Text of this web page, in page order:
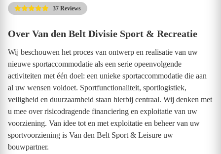
37 Reviews
Over Van den Belt Divisie Sport & Recreatie
Wij beschouwen het proces van ontwerp en realisatie van uw
nieuwe sportaccommodatie als een serie opeenvolgende
activiteiten met één doel: een unieke sportaccommodatie die aan
al uw wensen voldoet. Sportfunctionaliteit, sportlogistiek,
veiligheid en duurzaamheid staan hierbij centraal. Wij denken met
u mee over risicodragende financiering en exploitatie van uw
voorziening. Van idee tot en met exploitatie en beheer van uw
sportvoorziening is Van den Belt Sport & Leisure uw
bouwpartner.